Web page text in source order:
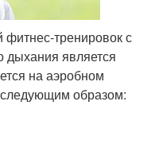
тренировок с
дыхания является
на аэробном
образом: